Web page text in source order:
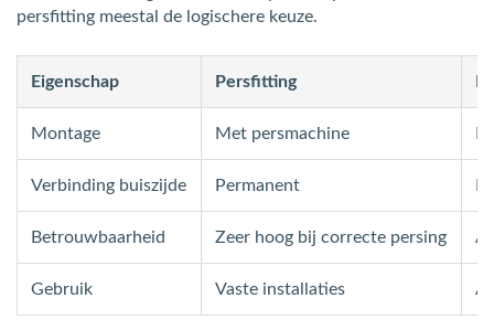
persfitting meestal de logischere keuze.
Eigenschap Persfitting
Montage Met persmachine
Verbinding buiszijde Permanent
Betrouwbaarheid Zeer hoog bij correcte persing
Gebruik Vaste installaties